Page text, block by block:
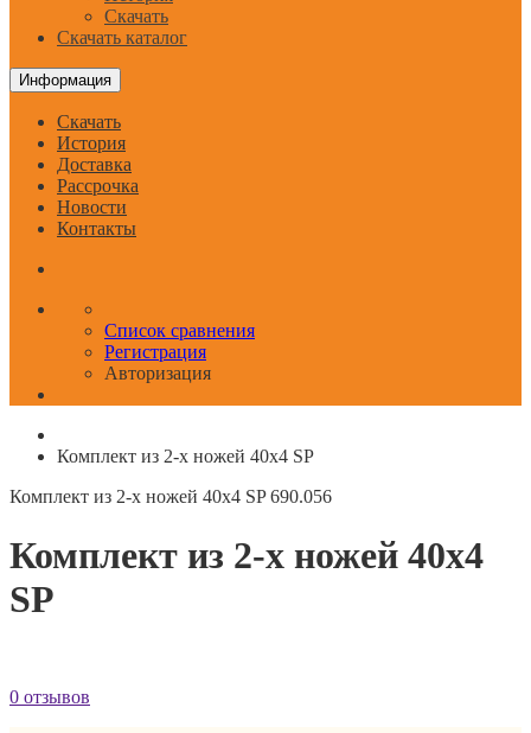
Скачать
Скачать каталог
Информация
Скачать
История
Доставка
Рассрочка
Новости
Контакты
Список сравнения
Регистрация
Авторизация
Комплект из 2-х ножей 40x4 SP
Комплект из 2-х ножей 40x4 SP 690.056
Комплект из 2-х ножей 40x4
SP
0 отзывов